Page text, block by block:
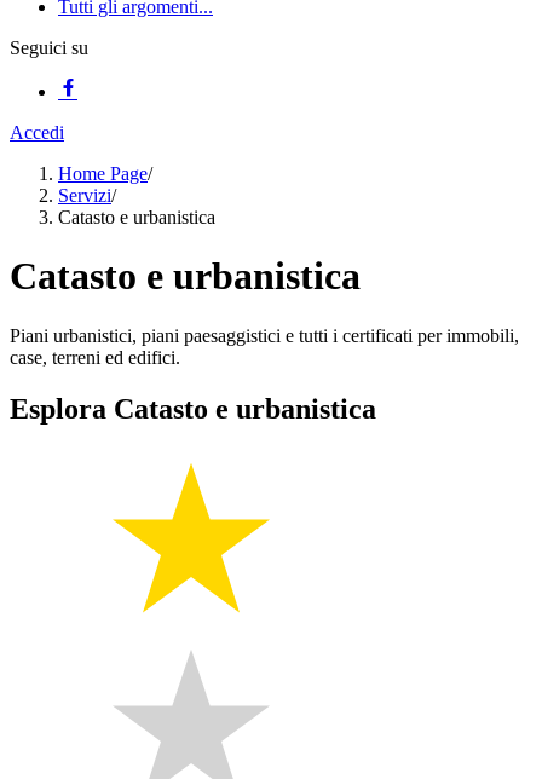
Tutti gli argomenti...
Seguici su
Accedi
Home Page/
Servizi/
Catasto e urbanistica
Catasto e urbanistica
Piani urbanistici, piani paesaggistici e tutti i certificati per immobili,
case, terreni ed edifici.
Esplora Catasto e urbanistica